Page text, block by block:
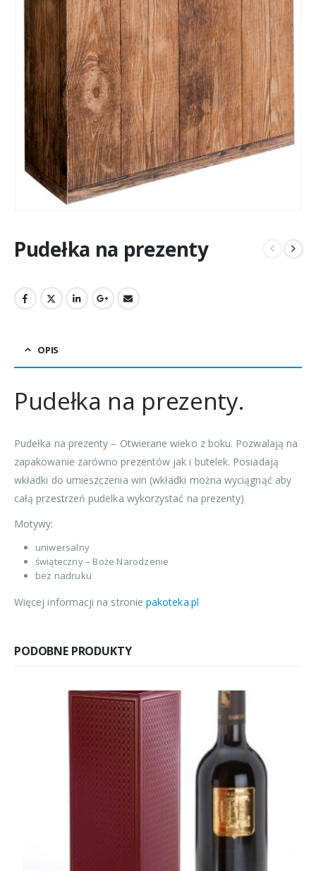
Pudełka na prezenty
OPIS
Pudełka na prezenty.
Pudełka na prezenty – Otwierane wieko z boku. Pozwalają na
zapakowanie zarówno prezentów jak i butelek. Posiadają
wkładki do umieszczenia win (wkładki można wyciągnąć aby
całą przestrzeń pudelka wykorzystać na prezenty)
Motywy:
uniwersalny
świąteczny – Boże Narodzenie
bez nadruku
Więcej informacji na stroniepakoteka.pl
PODOBNE PRODUKTY